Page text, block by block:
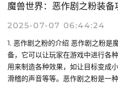
魔兽世界：恶作剧之粉装备
2025-07-07 06:44:24
1. 恶作剧之粉的介绍 恶作剧之粉是
备，它可以让玩家在游戏中进行各
用来制造各种效果，如让目标变成
滑稽的声音等等。恶作剧之粉是一